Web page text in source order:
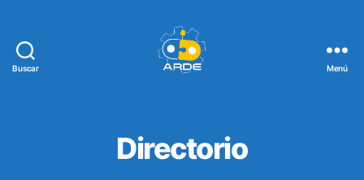
Buscar Menú
Directorio